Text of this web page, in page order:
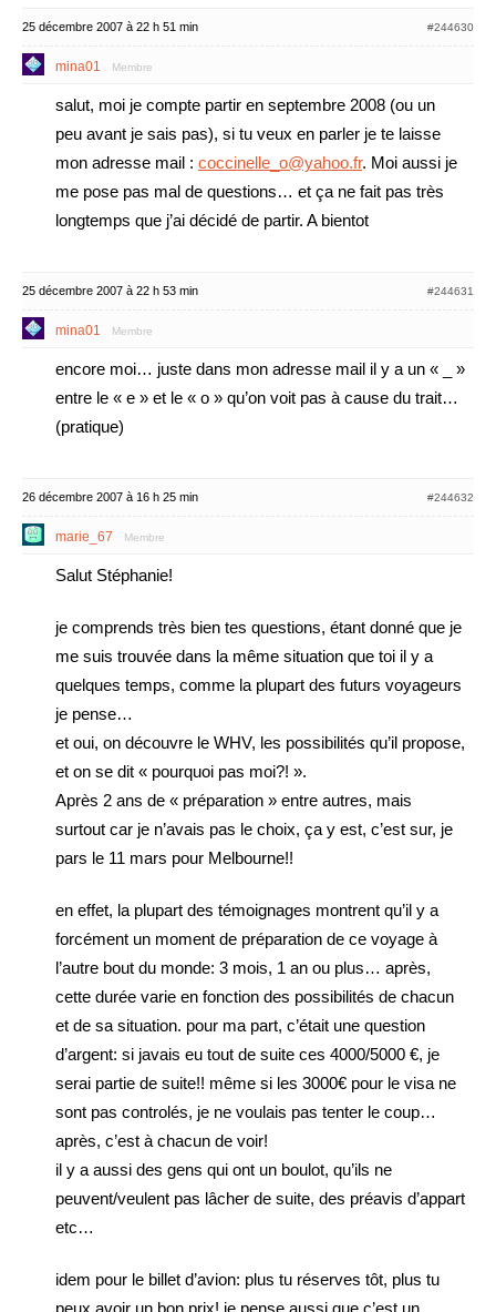
25 décembre 2007 à 22 h 51 min #244630
mina01 Membre
salut, moi je compte partir en septembre 2008 (ou un
peu avant je sais pas), si tu veux en parler je te laisse
mon adresse mail : coccinelle_o@yahoo.fr. Moi aussi je
me pose pas mal de questions… et ça ne fait pas très
longtemps que j’ai décidé de partir. A bientot
25 décembre 2007 à 22 h 53 min #244631
mina01 Membre
encore moi… juste dans mon adresse mail il y a un « _ »
entre le « e » et le « o » qu’on voit pas à cause du trait…
(pratique)
26 décembre 2007 à 16 h 25 min #244632
marie_67 Membre
Salut Stéphanie!
je comprends très bien tes questions, étant donné que je
me suis trouvée dans la même situation que toi il y a
quelques temps, comme la plupart des futurs voyageurs
je pense…
et oui, on découvre le WHV, les possibilités qu’il propose,
et on se dit « pourquoi pas moi?! ».
Après 2 ans de « préparation » entre autres, mais
surtout car je n’avais pas le choix, ça y est, c’est sur, je
pars le 11 mars pour Melbourne!!
en effet, la plupart des témoignages montrent qu’il y a
forcément un moment de préparation de ce voyage à
l’autre bout du monde: 3 mois, 1 an ou plus… après,
cette durée varie en fonction des possibilités de chacun
et de sa situation. pour ma part, c’était une question
d’argent: si javais eu tout de suite ces 4000/5000 €, je
serai partie de suite!! même si les 3000€ pour le visa ne
sont pas controlés, je ne voulais pas tenter le coup…
après, c’est à chacun de voir!
il y a aussi des gens qui ont un boulot, qu’ils ne
peuvent/veulent pas lâcher de suite, des préavis d’appart
etc…
idem pour le billet d’avion: plus tu réserves tôt, plus tu
peux avoir un bon prix! je pense aussi que c’est un